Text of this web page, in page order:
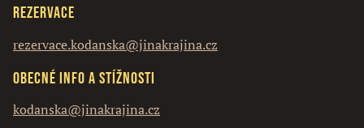
Rezervace
rezervace.kodanska@jinakrajina.cz
Obecné info a stížnosti
kodanska@jinakrajina.cz